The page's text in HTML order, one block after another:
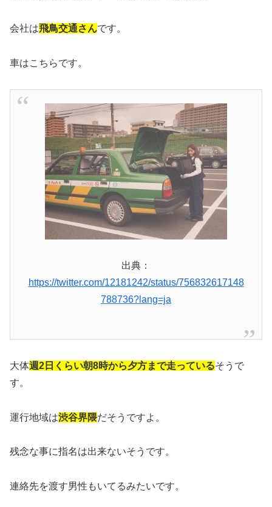
会社は飛鳥交通さんです。
車はこちらです。
出典：
https://twitter.com/12181242/status/756832617148
788736?lang=ja
大体週2日くらい朝8時から夕方まで走っているそうで
す。
運行地域は渋谷界隈だそうですよ。
残念な事に指名は出来ないそうです。
連絡先を渡す男性もいてるみたいです。